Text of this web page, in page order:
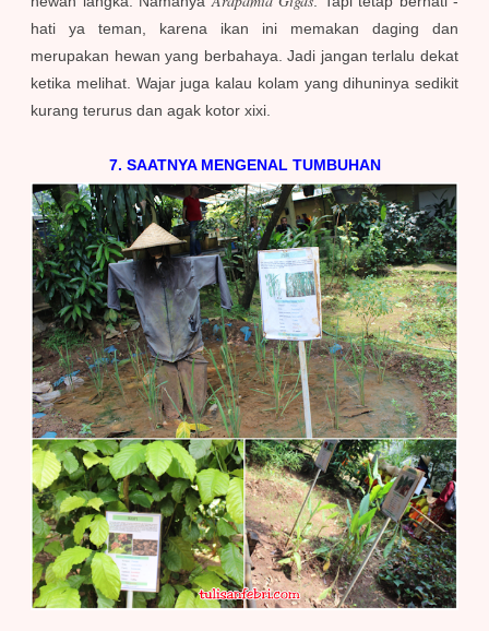
hati ya teman, karena ikan ini memakan daging dan
merupakan hewan yang berbahaya. Jadi jangan terlalu dekat
ketika melihat. Wajar juga kalau kolam yang dihuninya sedikit
kurang terurus dan agak kotor xixi.
7. SAATNYA MENGENAL TUMBUHAN